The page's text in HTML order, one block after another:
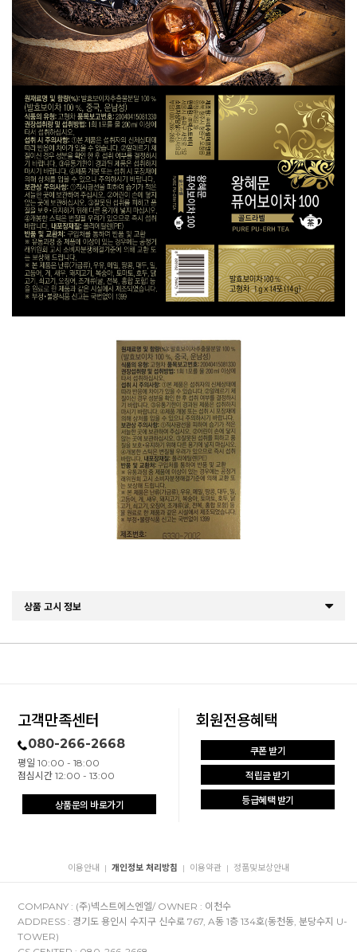
상품 고시 정보
고객만족센터
080-266-2668
평일 10:00 - 18:00
점심시간 12:00 - 13:00
상품문의 바로가기
회원전용혜택
쿠폰 받기
적립금 받기
등급혜택 받기
이용안내 | 개인정보 처리방침 | 이용약관 | 정품및보상안내
COMPANY : (주)넥스트에스엔엘/ OWNER : 이천수
ADDRESS : 경기도 용인시 수지구 신수로 767, A동 1층 134호(동천동, 분당수지 U-
TOWER)